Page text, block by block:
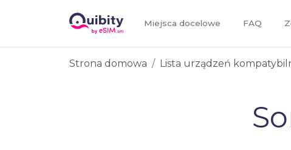
Miejsca docelowe FAQ
Strona domowa Lista urządzeń